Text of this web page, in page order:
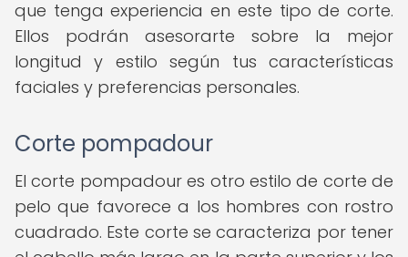
que tenga experiencia en este tipo de corte.
Ellos podrán asesorarte sobre la mejor
longitud y estilo según tus características
faciales y preferencias personales.
Corte pompadour
El corte pompadour es otro estilo de corte de
pelo que favorece a los hombres con rostro
cuadrado. Este corte se caracteriza por tener